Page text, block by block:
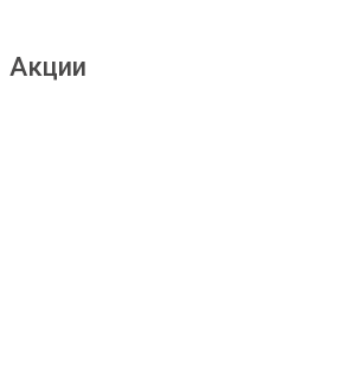
Акции